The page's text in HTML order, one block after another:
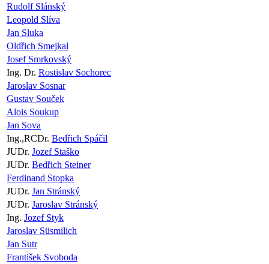
Rudolf Slánský
Leopold Slíva
Jan Sluka
Oldřich Smejkal
Josef Smrkovský
Ing. Dr. Rostislav Sochorec
Jaroslav Sosnar
Gustav Souček
Alois Soukup
Jan Sova
Ing.,RCDr. Bedřich Spáčil
JUDr. Jozef Staško
JUDr. Bedřich Steiner
Ferdinand Stopka
JUDr. Jan Stránský
JUDr. Jaroslav Stránský
Ing. Jozef Styk
Jaroslav Süsmilich
Jan Sutr
František Svoboda